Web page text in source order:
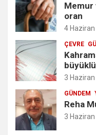
Memur
oran
4
ÇEVRE
3
GÜNDEM
Reha
3